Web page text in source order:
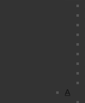
A